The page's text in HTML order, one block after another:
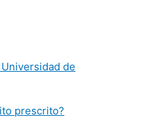
de
prescrito?